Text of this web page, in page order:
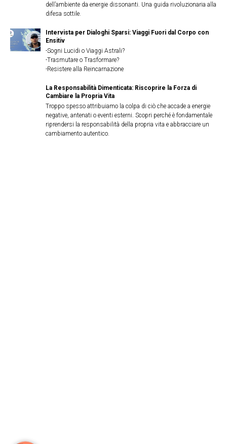
dell’ambiente da energie dissonanti. Una guida rivoluzionaria alla
difesa sottile.
Intervista per Dialoghi Sparsi: Viaggi Fuori dal Corpo con
Ensitiv
-Sogni Lucidi o Viaggi Astrali?
-Trasmutare o Trasformare?
-Resistere alla Reincarnazione
La Responsabilità Dimenticata: Riscoprire la Forza di
Cambiare la Propria Vita
Troppo spesso attribuiamo la colpa di ciò che accade a energie
negative, antenati o eventi esterni. Scopri perché è fondamentale
riprendersi la responsabilità della propria vita e abbracciare un
cambiamento autentico.